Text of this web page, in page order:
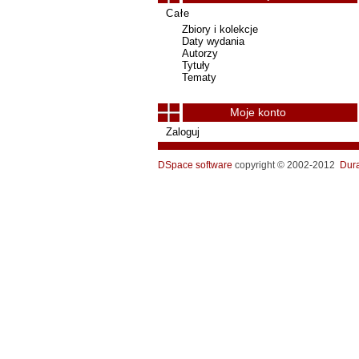
Całe
Zbiory i kolekcje
Daty wydania
Autorzy
Tytuły
Tematy
Moje konto
Zaloguj
DSpace software copyright © 2002-2012